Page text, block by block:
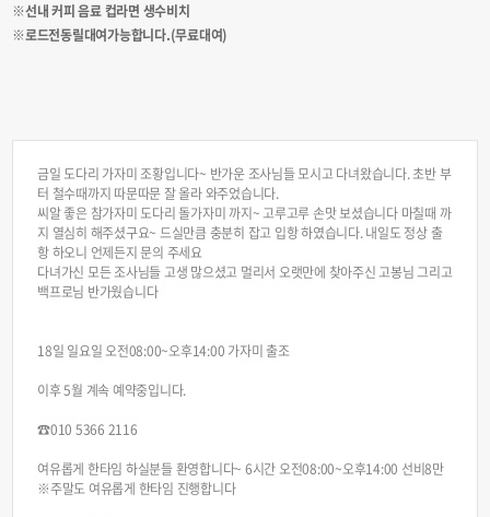
※선내 커피 음료 컵라면 생수비치
※로드전동릴대여가능합니다.(무료대여)
금일 도다리 가자미 조황입니다~ 반가운 조사님들 모시고 다녀왔습니다. 초반 부
터 철수때까지 따문따문 잘 올라 와주었습니다.
씨알 좋은 참가자미 도다리 돌가자미 까지~ 고루고루 손맛 보셨습니다 마칠때 까
지 열심히 해주셨구요~ 드실만큼 충분히 잡고 입항 하였습니다. 내일도 정상 출
항 하오니 언제든지 문의 주세요
다녀가신 모든 조사님들 고생 많으셨고 멀리서 오랫만에 찾아주신 고봉님 그리고
백프로님 반가웠습니다
18일 일요일 오전08:00~오후14:00 가자미 출조
이후 5월 계속 예약중입니다.
☎️010 5366 2116
여유롭게 한타임 하실분들 환영합니다~ 6시간 오전08:00~오후14:00 선비8만
※주말도 여유롭게 한타임 진행합니다